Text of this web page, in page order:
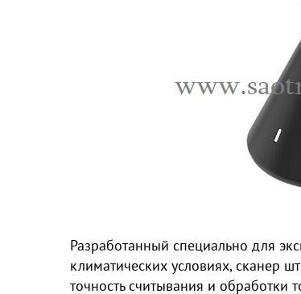
Разработанный специально для
климатических условиях, сканер
точность считывания и